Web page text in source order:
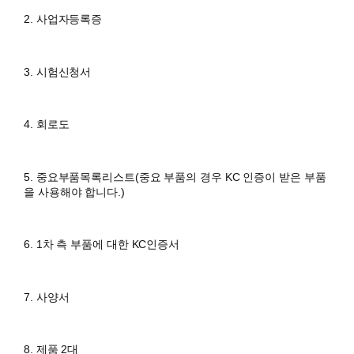
2. 사업자등록증
3. 시험신청서
4. 회로도
5. 중요부품목록리스트(중요 부품의 경우 KC 인증이 받은 부품
을 사용해야 합니다.)
6. 1차 측 부품에 대한 KC인증서
7. 사양서
8. 제품 2대